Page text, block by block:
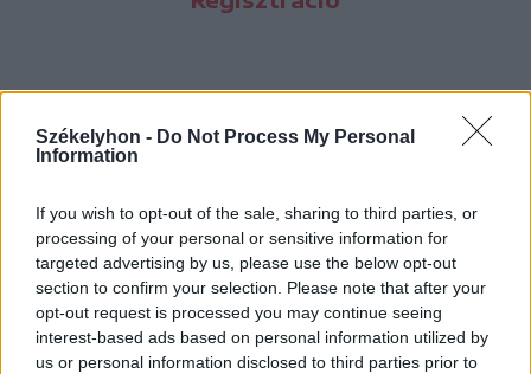
Székelyhon - Do Not Process My Personal
Information
If you wish to opt-out of the sale, sharing to third parties, or
processing of your personal or sensitive information for
targeted advertising by us, please use the below opt-out
section to confirm your selection. Please note that after your
opt-out request is processed you may continue seeing
interest-based ads based on personal information utilized by
us or personal information disclosed to third parties prior to
Hasznos
Impresszum